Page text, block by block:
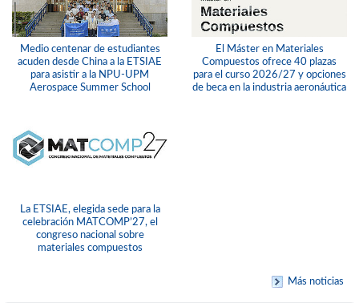
Medio centenar de estudiantes
acuden desde China a la ETSIAE
para asistir a la NPU-UPM
Aerospace Summer School
El Máster en Materiales
Compuestos ofrece 40 plazas
para el curso 2026/27 y opciones
de beca en la industria aeronáutica
La ETSIAE, elegida sede para la
celebración MATCOMP’27, el
congreso nacional sobre
materiales compuestos
Más noticias